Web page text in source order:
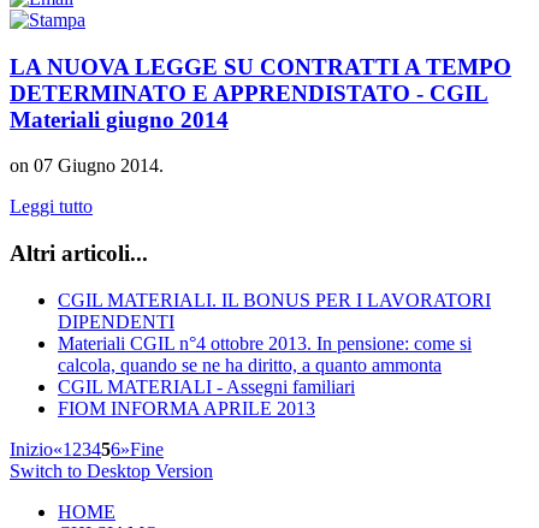
LA NUOVA LEGGE SU CONTRATTI A TEMPO
DETERMINATO E APPRENDISTATO - CGIL
Materiali giugno 2014
on 07 Giugno 2014.
Leggi tutto
Altri articoli...
CGIL MATERIALI. IL BONUS PER I LAVORATORI
DIPENDENTI
Materiali CGIL n°4 ottobre 2013. In pensione: come si
calcola, quando se ne ha diritto, a quanto ammonta
CGIL MATERIALI - Assegni familiari
FIOM INFORMA APRILE 2013
Inizio«1 23456»Fine
Switch to Desktop Version
HOME